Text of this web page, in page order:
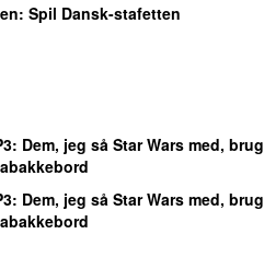
: Spil Dansk-stafetten
: Dem, jeg så Star Wars med,
: Dem, jeg så Star Wars med,